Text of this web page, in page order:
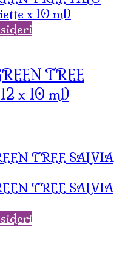
TREE
x 10 ml)